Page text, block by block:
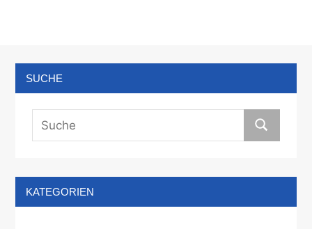
SUCHE
KATEGORIEN